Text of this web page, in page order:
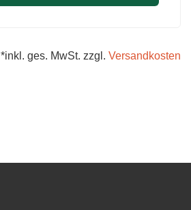
*inkl. ges. MwSt. zzgl. Versandkosten